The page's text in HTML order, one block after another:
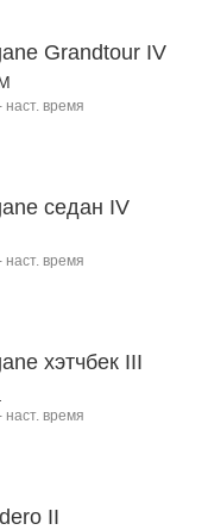
Grandtour IV
наст. время
седан IV
наст. время
хэтчбек III
наст. время
II